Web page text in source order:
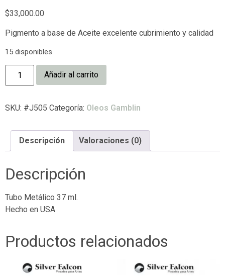
$33,000.00
Pigmento a base de Aceite excelente cubrimiento y calidad
15 disponibles
Añadir al carrito
SKU: #J505 Categoría: Oleos Gamblin
Descripción Valoraciones (0)
Descripción
Tubo Metálico 37 ml.
Hecho en USA
Productos relacionados